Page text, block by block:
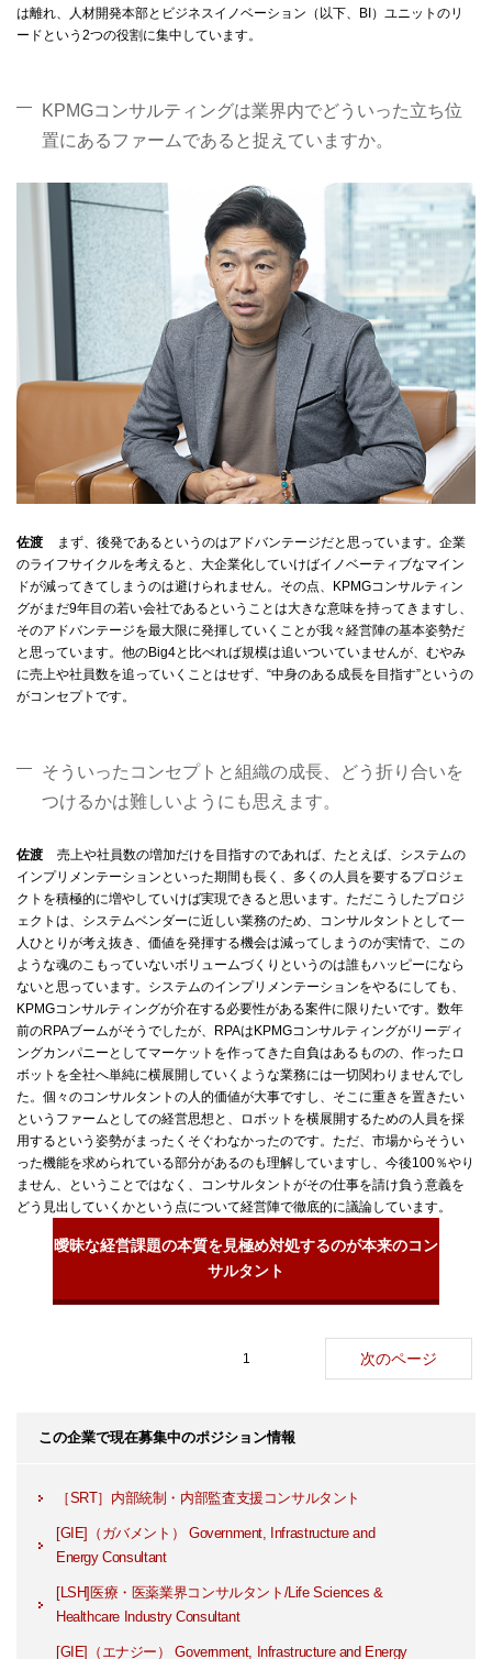
は離れ、人材開発本部とビジネスイノベーション（以下、BI）ユニットのリ
ードという2つの役割に集中しています。
KPMGコンサルティングは業界内でどういった立ち位
置にあるファームであると捉えていますか。
佐渡
まず、後発であるというのはアドバンテージだと思っています。企業
のライフサイクルを考えると、大企業化していけばイノベーティブなマイン
ドが減ってきてしまうのは避けられません。その点、KPMGコンサルティン
グがまだ9年目の若い会社であるということは大きな意味を持ってきますし、
そのアドバンテージを最大限に発揮していくことが我々経営陣の基本姿勢だ
と思っています。他のBig4と比べれば規模は追いついていませんが、むやみ
に売上や社員数を追っていくことはせず、“中身のある成長を目指す”というの
がコンセプトです。
そういったコンセプトと組織の成長、どう折り合いを
つけるかは難しいようにも思えます。
佐渡
売上や社員数の増加だけを目指すのであれば、たとえば、システムの
インプリメンテーションといった期間も長く、多くの人員を要するプロジェ
クトを積極的に増やしていけば実現できると思います。ただこうしたプロジ
ェクトは、システムベンダーに近しい業務のため、コンサルタントとして一
人ひとりが考え抜き、価値を発揮する機会は減ってしまうのが実情で、この
ような魂のこもっていないボリュームづくりというのは誰もハッピーになら
ないと思っています。システムのインプリメンテーションをやるにしても、
KPMGコンサルティングが介在する必要性がある案件に限りたいです。数年
前のRPAブームがそうでしたが、RPAはKPMGコンサルティングがリーディ
ングカンパニーとしてマーケットを作ってきた自負はあるものの、作ったロ
ボットを全社へ単純に横展開していくような業務には一切関わりませんでし
た。個々のコンサルタントの人的価値が大事ですし、そこに重きを置きたい
というファームとしての経営思想と、ロボットを横展開するための人員を採
用するという姿勢がまったくそぐわなかったのです。ただ、市場からそうい
った機能を求められている部分があるのも理解していますし、今後100％やり
ません、ということではなく、コンサルタントがその仕事を請け負う意義を
どう見出していくかという点について経営陣で徹底的に議論しています。
曖昧な経営課題の本質を見極め対処するのが本来のコン
サルタント
1 次のページ
この企業で現在募集中のポジション情報
［SRT］内部統制・内部監査支援コンサルタント
[GIE]（ガバメント） Government, Infrastructure and
Energy Consultant
[LSH]医療・医薬業界コンサルタント/Life Sciences &
Healthcare Industry Consultant
[GIE]（エナジー） Government, Infrastructure and Energy